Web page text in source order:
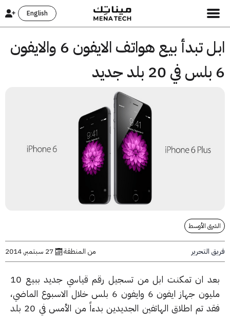
English
ابل تبدأ بيع هواتف الايفون 6 والايفون
الأوسط
من المنطقة 27 سبتمبر, 2014
بعد ان تمكنت ابل من تسجيل رقم قياسي جديد ببيع 10
مليون جهاز ايفون 6 وايفون 6 بلس خلال الاسبوع الماضي،
فقد تم اطلاق الهاتفين الجديدين بدءاً من الأمس في 20 بلد